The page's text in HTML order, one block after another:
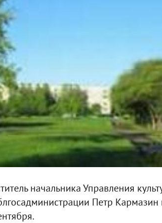
начальника Управления
Петр